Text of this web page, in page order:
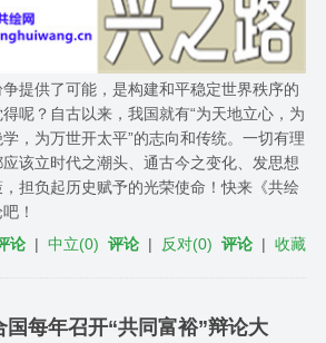
提供了可能，是构建和平稳定世界秩序的
呢？自古以来，我国就有“为天地立心，为
，为万世开太平”的志向和传统。一切有理
该立时代之潮头、通古今之变化、发思想
担负起历史赋予的光荣使命！快来《共绘
！
论 |中立(0) 评论 | 反对(0) 评论 |收藏
每年召开“共同富裕”辩论大